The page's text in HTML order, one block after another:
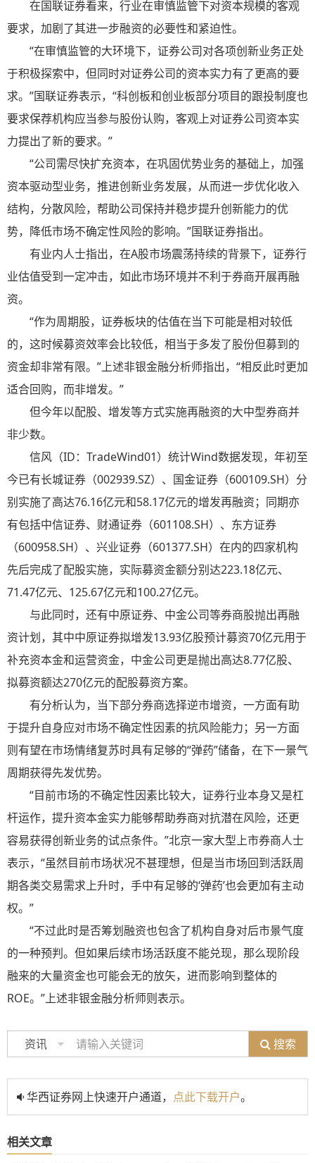
在国联证券看来，行业在审慎监管下对资本规模的客观
要求，加剧了其进一步融资的必要性和紧迫性。
“在审慎监管的大环境下，证券公司对各项创新业务正处
于积极探索中，但同时对证券公司的资本实力有了更高的要
求。”国联证券表示，“科创板和创业板部分项目的跟投制度也
要求保荐机构应当参与股份认购，客观上对证券公司资本实
力提出了新的要求。”
“公司需尽快扩充资本，在巩固优势业务的基础上，加强
资本驱动型业务，推进创新业务发展，从而进一步优化收入
结构，分散风险，帮助公司保持并稳步提升创新能力的优
势，降低市场不确定性风险的影响。”国联证券指出。
有业内人士指出，在A股市场震荡持续的背景下，证券行
业估值受到一定冲击，如此市场环境并不利于券商开展再融
资。
“作为周期股，证券板块的估值在当下可能是相对较低
的，这时候募资效率会比较低，相当于多发了股份但募到的
资金却非常有限。”上述非银金融分析师指出，“相反此时更加
适合回购，而非增发。”
但今年以配股、增发等方式实施再融资的大中型券商并
非少数。
信风（ID：TradeWind01）统计Wind数据发现，年初至
今已有长城证券（002939.SZ）、国金证券（600109.SH）分
别实施了高达76.16亿元和58.17亿元的增发再融资；同期亦
有包括中信证券、财通证券（601108.SH）、东方证券
（600958.SH）、兴业证券（601377.SH）在内的四家机构
先后完成了配股实施，实际募资金额分别达223.18亿元、
71.47亿元、125.67亿元和100.27亿元。
与此同时，还有中原证券、中金公司等券商股抛出再融
资计划，其中中原证券拟增发13.93亿股预计募资70亿元用于
补充资本金和运营资金，中金公司更是抛出高达8.77亿股、
拟募资额达270亿元的配股募资方案。
有分析认为，当下部分券商选择逆市增资，一方面有助
于提升自身应对市场不确定性因素的抗风险能力；另一方面
则有望在市场情绪复苏时具有足够的“弹药”储备，在下一景气
周期获得先发优势。
“目前市场的不确定性因素比较大，证券行业本身又是杠
杆运作，提升资本金实力能够帮助券商对抗潜在风险，还更
容易获得创新业务的试点条件。”北京一家大型上市券商人士
表示，“虽然目前市场状况不甚理想，但是当市场回到活跃周
期各类交易需求上升时，手中有足够的‘弹药’也会更加有主动
权。”
“不过此时是否筹划融资也包含了机构自身对后市景气度
的一种预判。但如果后续市场活跃度不能兑现，那么现阶段
融来的大量资金也可能会无的放矢，进而影响到整体的
ROE。”上述非银金融分析师则表示。
资讯 搜索
华西证券网上快速开户通道， 点此下载开户。
相关文章